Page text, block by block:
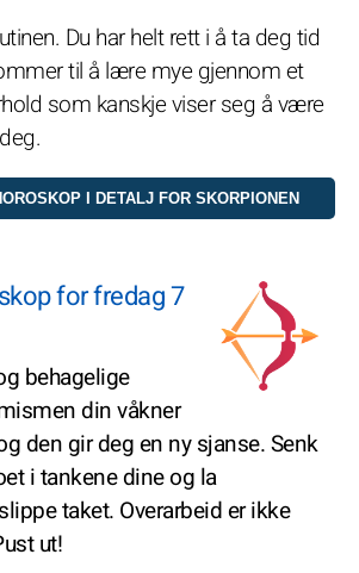
Du har helt rett i å ta deg tid
til å lære mye gjennom et
som kanskje viser seg å være
for fredag 7
behagelige
din våkner
den gir deg en ny sjanse. Senk
i tankene dine og la
taket. Overarbeid er ikke
ut!